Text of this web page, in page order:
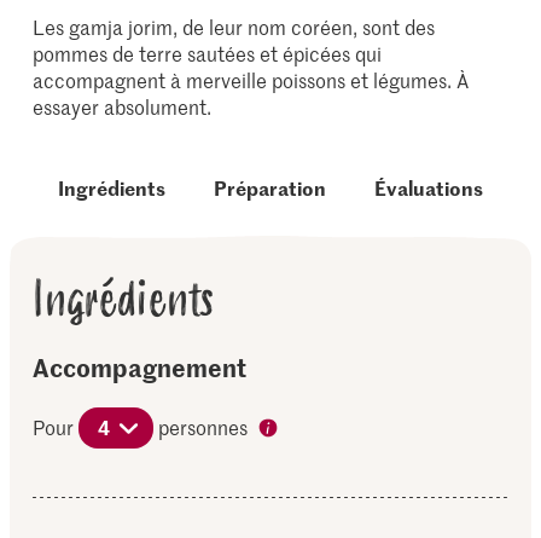
Les gamja jorim, de leur nom coréen, sont des
pommes de terre sautées et épicées qui
accompagnent à merveille poissons et légumes. À
essayer absolument.
Ingrédients Préparation Évaluations
Ingrédients
Accompagnement
Pour 4 personnes